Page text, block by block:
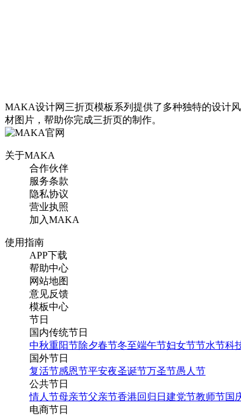
找相似
三折页
页
找相似
三折页
企业宣传介绍手绘风三折
页
找相似
三折页
黑色简约价目表西餐三折
找相似
三折页
棕色简约价目表西餐三折
MAKA设计网三折页模板系列提供了多种独特的设计
材图片，帮助你完成三折页的制作。
关于MAKA
合作伙伴
服务条款
隐私协议
营业执照
加入MAKA
使用指南
APP下载
帮助中心
网站地图
意见反馈
模板中心
节日
国内传统节日
中秋重阳节除夕春节冬至端午节妇女节节水节科
国外节日
复活节感恩节平安夜圣诞节万圣节愚人节
公共节日
情人节母亲节父亲节香港回归日 建党节教师节国
电商节日